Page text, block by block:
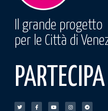
Il grande progetto
per le Città di